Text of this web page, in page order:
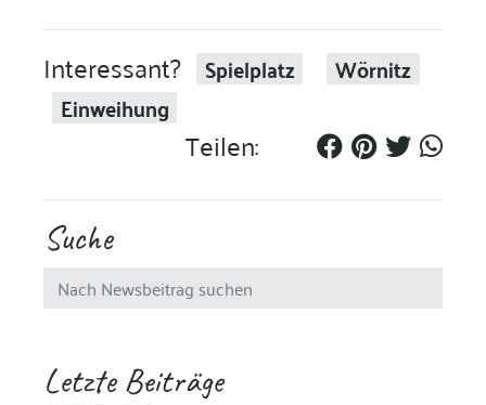
Interessant? Spielplatz
Wörnitz
Einweihung
Teilen:
Suche
Letzte Beiträge